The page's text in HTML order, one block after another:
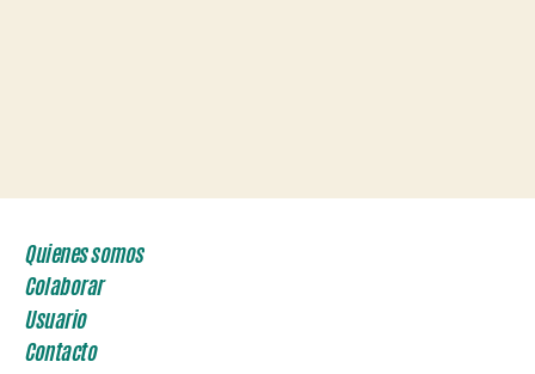
Quienes somos
Colaborar
Usuario
Contacto